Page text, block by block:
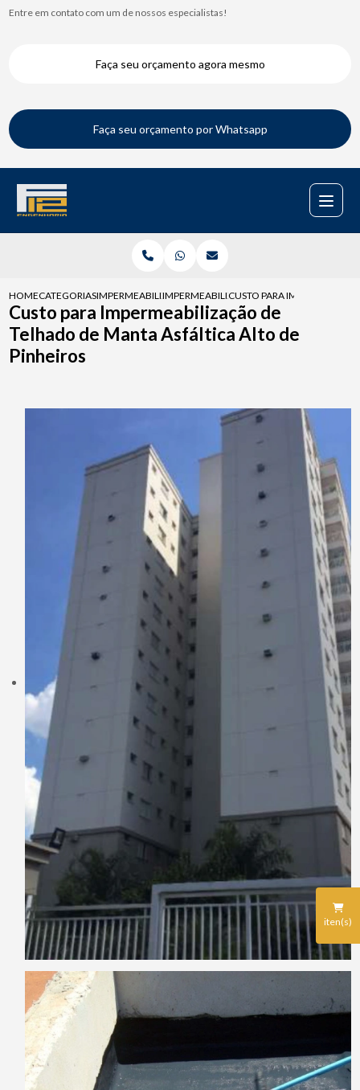
Entre em contato com um de nossos especialistas!
Faça seu orçamento agora mesmo
Faça seu orçamento por Whatsapp
iten(s)
HOMECATEGORIASIMPERMEABILIZACAO DE TELHADOS
IMPERMEABILIZACAO TELHADO
CUSTO PARA
Custo para Impermeabilização de
Telhado de Manta Asfáltica Alto de
Pinheiros